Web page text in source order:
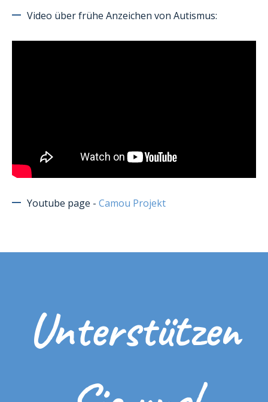
Video über frühe Anzeichen von Autismus:
Youtube page - Camou Projekt
Unterstützen